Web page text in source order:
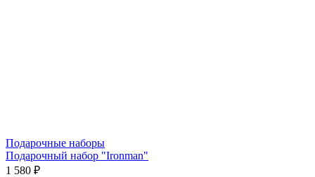
Подарочные наборы
Подарочный набор "Ironman"
1 580 ₽